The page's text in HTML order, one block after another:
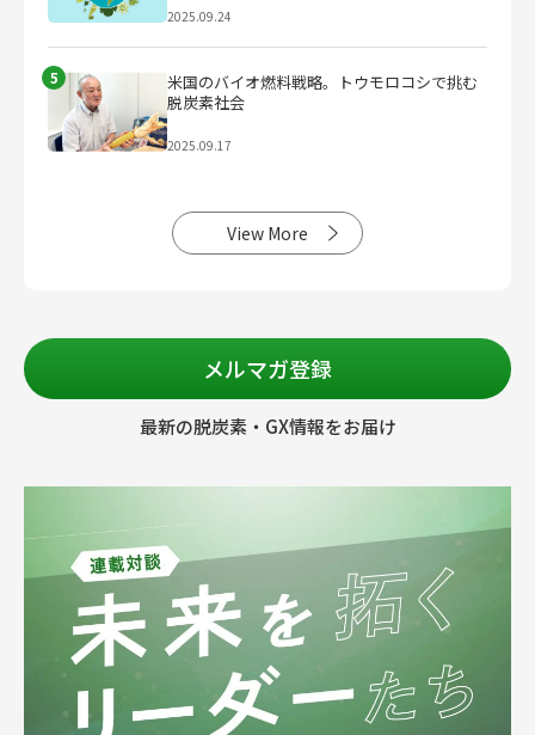
2025.09.24
5
米国のバイオ燃料戦略。トウモロコシで挑む
脱炭素社会
2025.09.17
View More
メルマガ登録
最新の脱炭素・GX情報をお届け